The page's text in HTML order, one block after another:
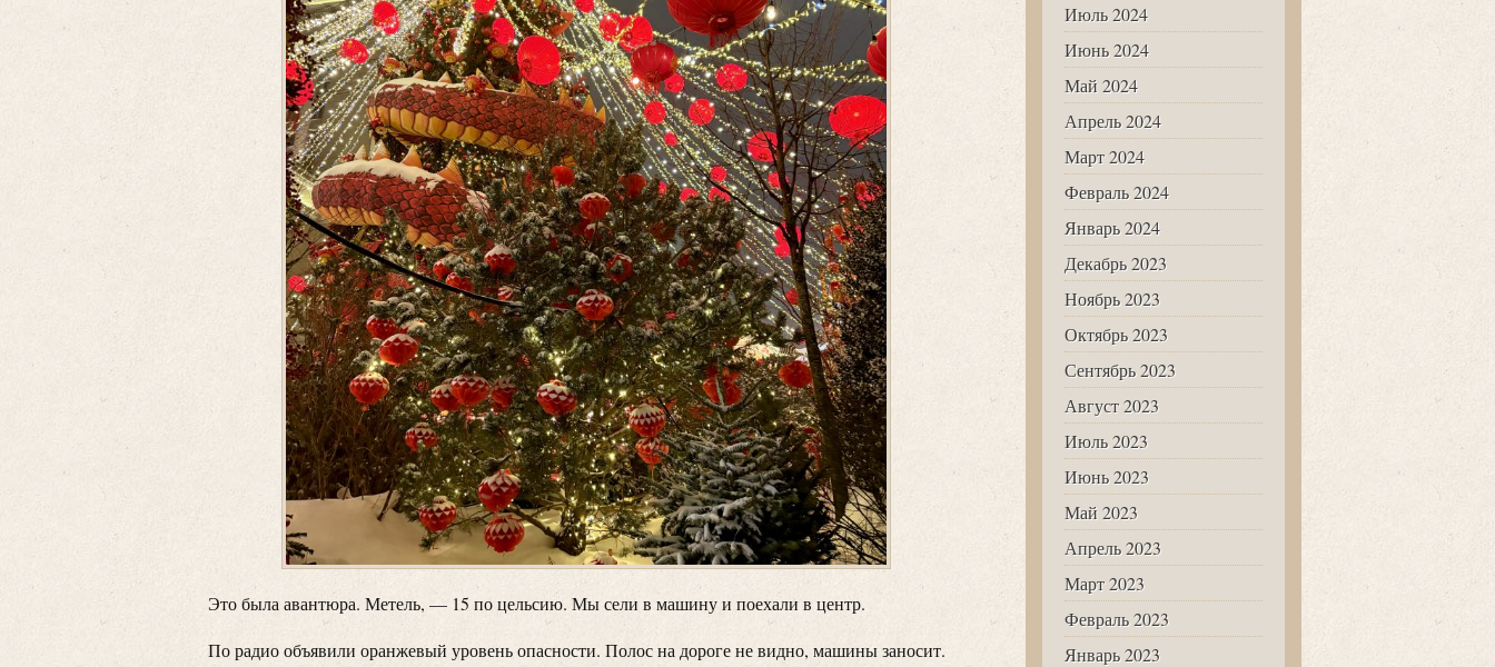
Это была авантюра. Метель, — 15 по цельсию. Мы сели в машину и поехали в центр.
По радио объявили оранжевый уровень опасности. Полос на дороге не видно, машины заносит.
Июль 2024
Июнь 2024
Май 2024
Апрель 2024
Март 2024
Февраль 2024
Январь 2024
Декабрь 2023
Ноябрь 2023
Октябрь 2023
Сентябрь 2023
Август 2023
Июль 2023
Июнь 2023
Май 2023
Апрель 2023
Март 2023
Февраль 2023
Январь 2023